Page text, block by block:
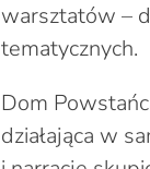
warsztatów –
tematycznych.
Dom
działająca w